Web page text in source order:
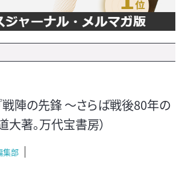
戦陣の先鋒 ～さらば戦後80年の
大著。万代宝書房）
集部